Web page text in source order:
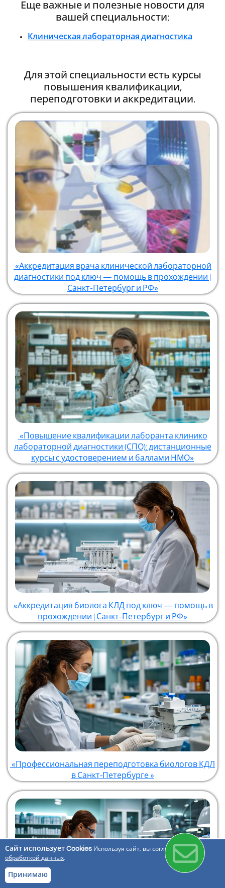
Еще важные и полезные новости для
вашей специальности:
Клиническая лабораторная диагностика
Для этой специальности есть курсы
повышения квалификации,
переподготовки и аккредитации.
«Аккредитация врача клинической лабораторной
диагностики под ключ — помощь в прохождении |
Санкт-Петербург и РФ»
«Повышение квалификации лаборанта клинико
лабораторной диагностики (СПО): дистанционные
курсы с удостоверением и баллами НМО»
«Аккредитация биолога КЛД под ключ — помощь в
прохождении | Санкт-Петербург и РФ»
«Профессиональная переподготовка биологов КДЛ
в Санкт‑Петербурге »
Сайт использует Cookies Используя сайт, вы соглашаетесь с
обработкой данных.
Принимаю